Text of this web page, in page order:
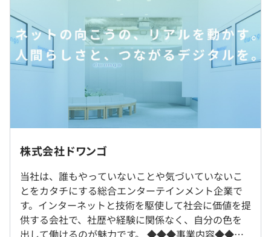
アプリケーションまでと技術領域は多岐にわたります。他
にも、AI・機械学習に関わる研究開発やプロダクトへの導
入、製品化をしている部署もあります。
築、運用に至るまで携わっていただきます。
◆資格取得手当制度
する対象資格を取得した方に対して、指定額の手当を支給
します。
就業場所の変更範囲
＜雇入時＞
本社および自宅
＜変更範囲＞
当社業務全般（出向先/転籍先等も含む）
受動喫煙防止措置に関する事項
従業員に対する受動喫煙対策：あり
ァー面談を実施いたします。
は年収提示額を保証するものではありません）
フレックスタイム制もしくは裁量労働制でご就業いただき
ます。
※入社後一定期間はフレックスタイム制
・フレックスタイム制：標準労働時間8時間（コアタイム
あり）
・専門型裁量労働制：1日8時間のみなし労働制
休憩時間：休憩60分（※昼食時間は業務の都合により
研修の有無及び内容
新入社員を対象に、以下の研修をおこなっています。
・ハウスルール研修（事業、組織、制度など）
・ビジネス研修（同期と協力しながら、ビジネスマナーや
仕事の進め方などを学ぶ）
ティ、 チーム開発など）
※研修内容は変更となる場合があります。
自己啓発支援の有無及びその内容
資格取得手当制度：社員自らのスキル向上を図ることを目
的とし、会社が指定する対象資格を取得した方に対して、
株式会社ドワンゴ
当社は、誰もやっていないことや気づいていないこ
とをカタチにする総合エンターテインメント企業で
す。インターネットと技術を駆使して社会に価値を提
供する会社で、社歴や経験に関係なく、自分の色を